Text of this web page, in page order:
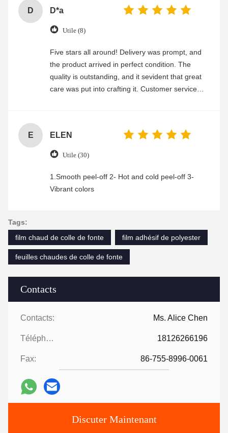
Contacts
Contacts: Ms. Alice Chen
Téléphone: 18126266196
Fax: 86-755-8996-0061
Discuter Maintenant
D D*a
Utile (8)
Five stars all around! Delivery was prompt, and
the product arrived in perfect condition. The
quality is outstanding, and it sevident that great
care was put into crafting it. Customer service
E ELEN
Utile (30)
1.Smooth peel-off 2- Hot and cold peel-off 3-
Vibrant colors
Tags:
film chaud de colle de fonte
film adhésif de polyester
feuilles chaudes de colle de fonte